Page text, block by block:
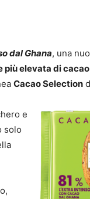
dal Ghana, una
elevata di cacao
Cacao Selection
e
solo